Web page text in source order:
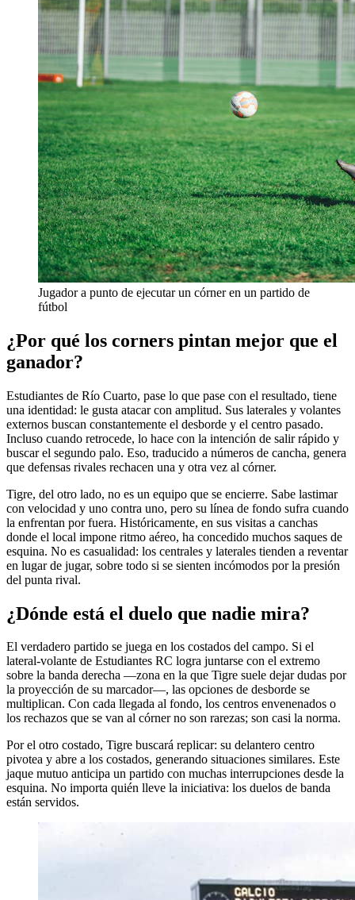
Jugador a punto de ejecutar un córner en un partido de
fútbol
¿Por qué los corners pintan mejor que el
ganador?
Estudiantes de Río Cuarto, pase lo que pase con el resultado, tiene
una identidad: le gusta atacar con amplitud. Sus laterales y volantes
externos buscan constantemente el desborde y el centro pasado.
Incluso cuando retrocede, lo hace con la intención de salir rápido y
buscar el segundo palo. Eso, traducido a números de cancha, genera
que defensas rivales rechacen una y otra vez al córner.
Tigre, del otro lado, no es un equipo que se encierre. Sabe lastimar
con velocidad y uno contra uno, pero su línea de fondo sufra cuando
la enfrentan por fuera. Históricamente, en sus visitas a canchas
donde el local impone ritmo aéreo, ha concedido muchos saques de
esquina. No es casualidad: los centrales y laterales tienden a reventar
en lugar de jugar, sobre todo si se sienten incómodos por la presión
del punta rival.
¿Dónde está el duelo que nadie mira?
El verdadero partido se juega en los costados del campo. Si el
lateral-volante de Estudiantes RC logra juntarse con el extremo
sobre la banda derecha —zona en la que Tigre suele dejar dudas por
la proyección de su marcador—, las opciones de desborde se
multiplican. Con cada llegada al fondo, los centros envenenados o
los rechazos que se van al córner no son rarezas; son casi la norma.
Por el otro costado, Tigre buscará replicar: su delantero centro
pivotea y abre a los costados, generando situaciones similares. Este
jaque mutuo anticipa un partido con muchas interrupciones desde la
esquina. No importa quién lleve la iniciativa: los duelos de banda
están servidos.